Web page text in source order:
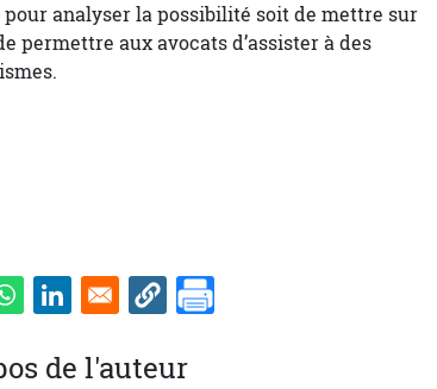
analyser la possibilité soit de mettre sur
permettre aux avocats d’assister à des
de l'auteur